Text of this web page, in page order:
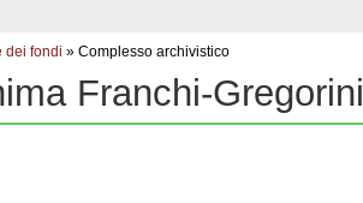
dei fondi » Complesso archivistico
Franchi-Gregorini